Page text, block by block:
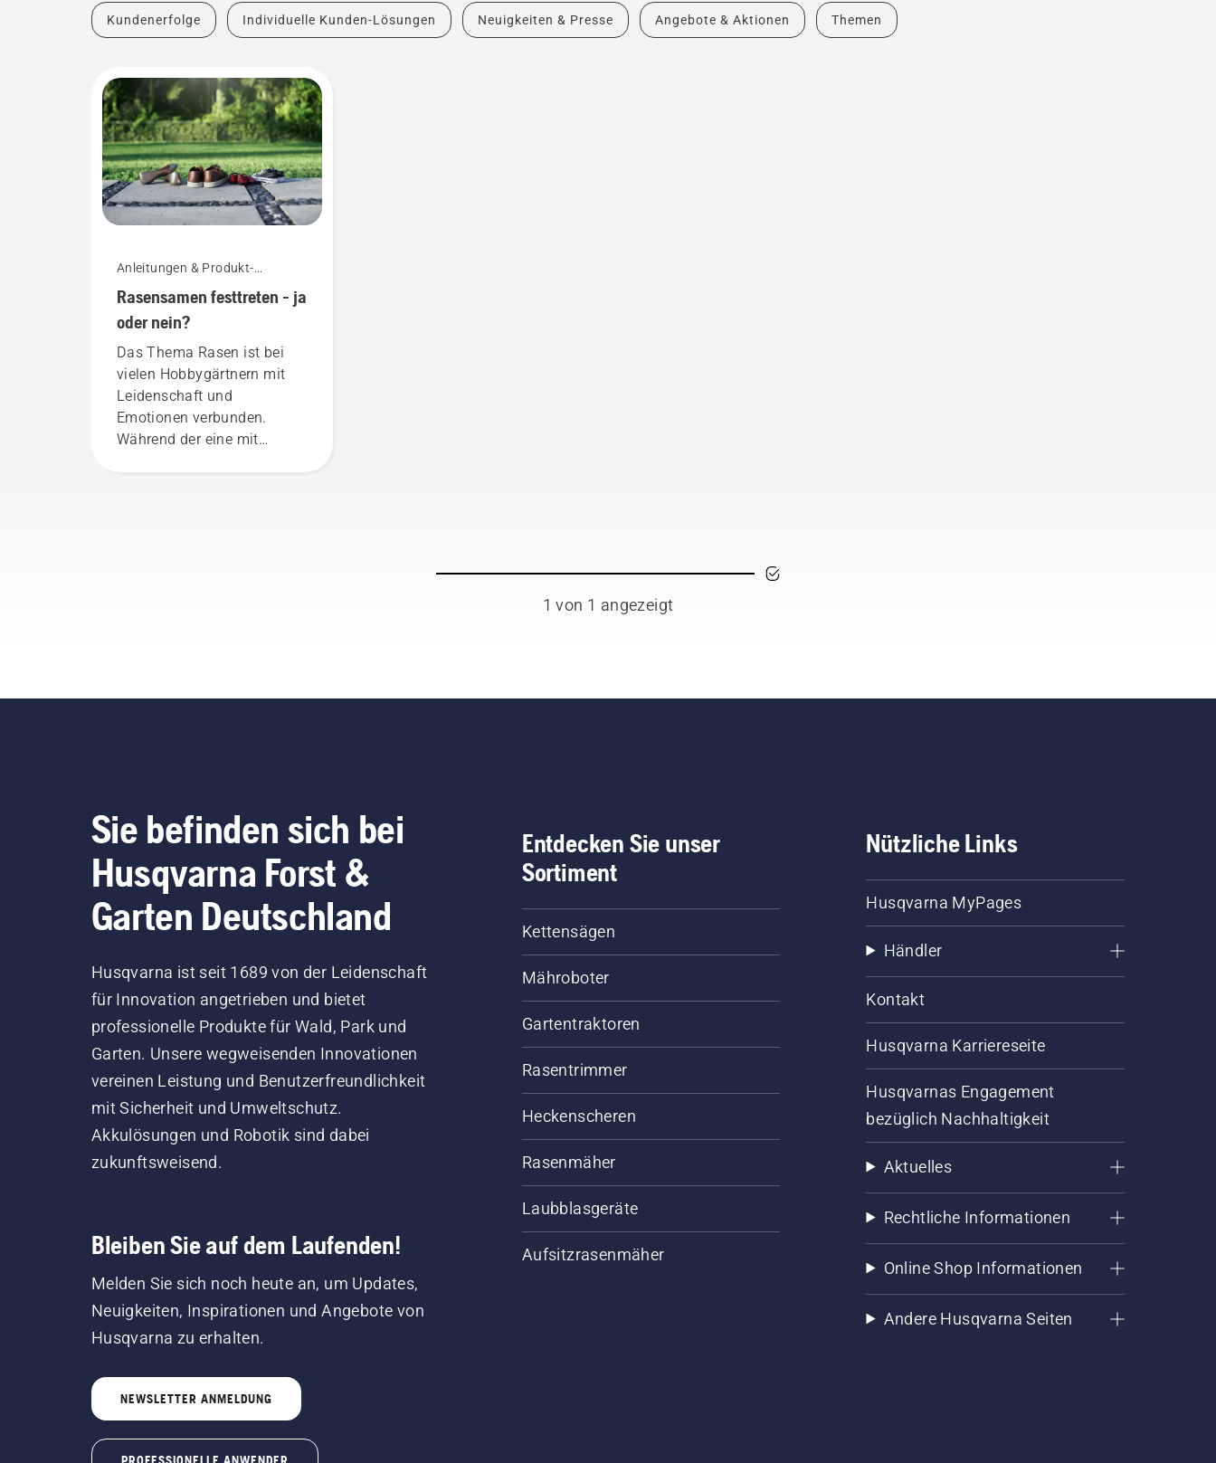
Kundenerfolge Individuelle Kunden-Lösungen Neuigkeiten & Presse Angebote & Aktionen Themen
Anleitungen & Produkt-
Rasensamen festtreten - ja
oder nein?
Das Thema Rasen ist bei
vielen Hobbygärtnern mit
Leidenschaft und
Emotionen verbunden.
Während der eine mit
1 von 1 angezeigt
Sie befinden sich bei
Husqvarna Forst &
Garten Deutschland
Husqvarna ist seit 1689 von der Leidenschaft
für Innovation angetrieben und bietet
professionelle Produkte für Wald, Park und
Garten. Unsere wegweisenden Innovationen
vereinen Leistung und Benutzerfreundlichkeit
mit Sicherheit und Umweltschutz.
Akkulösungen und Robotik sind dabei
zukunftsweisend.
Bleiben Sie auf dem Laufenden!
Melden Sie sich noch heute an, um Updates,
Neuigkeiten, Inspirationen und Angebote von
Husqvarna zu erhalten.
NEWSLETTER ANMELDUNG
PROFESSIONELLE ANWENDER
Entdecken Sie unser
Sortiment
Kettensägen
Mähroboter
Gartentraktoren
Rasentrimmer
Heckenscheren
Rasenmäher
Laubblasgeräte
Aufsitzrasenmäher
Nützliche Links
Husqvarna MyPages
Händler
Kontakt
Husqvarna Karriereseite
Husqvarnas Engagement
bezüglich Nachhaltigkeit
Aktuelles
Rechtliche Informationen
Online Shop Informationen
Andere Husqvarna Seiten